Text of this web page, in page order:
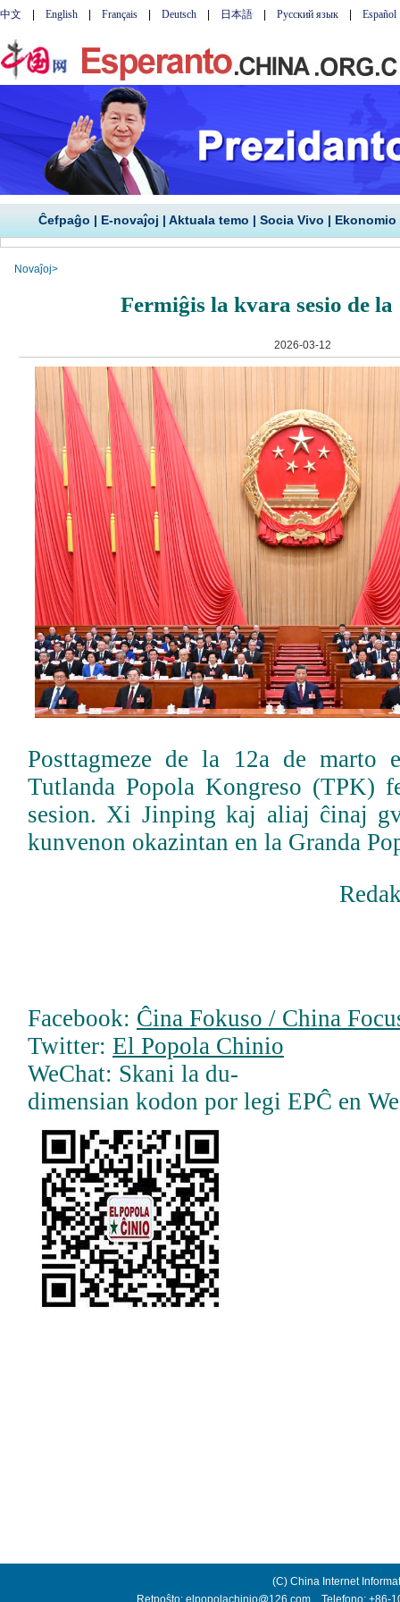
Ĉefpaĝo | E-novaĵoj | Aktuala temo | Socia Vivo | Ekonomio
Novaĵoj>
Fermiĝis la kvara sesio de
2026-03-12
Posttagmeze de la 12a de marto
Tutlanda Popola Kongreso (TPK)
sesion. Xi Jinping kaj aliaj ĉinaj
kunvenon okazintan en la Granda
Facebook: Ĉina Fokuso / China
Twitter: El Popola Chinio
WeChat: Skani la du-
dimensian kodon por legi EPĈ en
(C) China Internet
Retpoŝto: elpopolachinio@126.com Telefono: +86-